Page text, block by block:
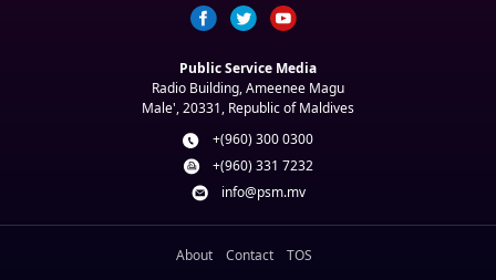
Public Service Media
Radio Building, Ameenee Magu
Male', 20331, Republic of Maldives
+(960) 300 0300
+(960) 331 7232
info@psm.mv
About Contact TOS